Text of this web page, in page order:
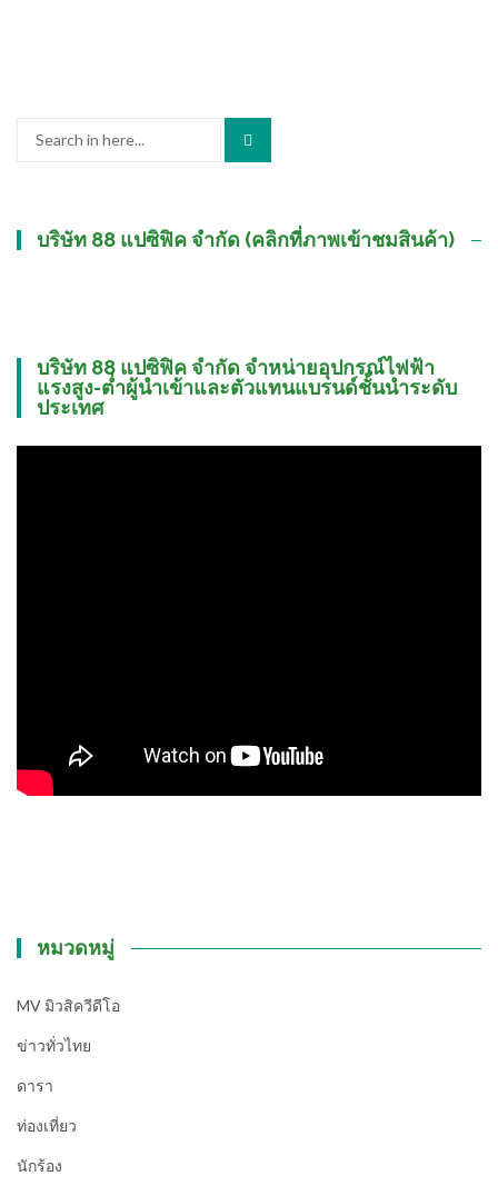
บริษัท 88 แปซิฟิค จำกัด (คลิกที่ภาพเข้าชมสินค้า)
บริษัท 88 แปซิฟิค จำกัด จำหน่ายอุปกรณ์ไฟฟ้า
แรงสูง-ต่ำผู้นำเข้าและตัวแทนแบรนด์ชั้นนำระดับ
ประเทศ
หมวดหมู่
MV มิวสิควีดีโอ
ข่าวทั่วไทย
ดารา
ท่องเที่ยว
นักร้อง